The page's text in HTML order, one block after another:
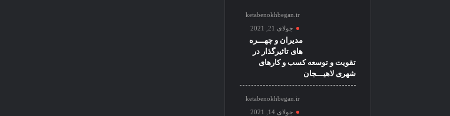
ketabenokhbegan.ir
جولای 21, 2021
مدیران و چهـــره
های تاثیرگذار در
تقویت و توسعه کسب و کارهای
شهری لاهیـــجان
ketabenokhbegan.ir
جولای 14, 2021